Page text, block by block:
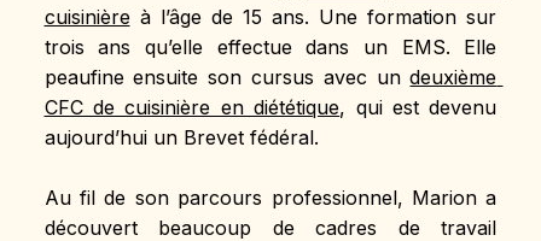
cuisinière à l’âge de 15 ans. Une formation sur
trois ans qu’elle effectue dans un EMS. Elle
peaufine ensuite son cursus avec un deuxième
CFC de cuisinière en diététique, qui est devenu
aujourd’hui un Brevet fédéral.
Au fil de son parcours professionnel, Marion a
découvert beaucoup de cadres de travail